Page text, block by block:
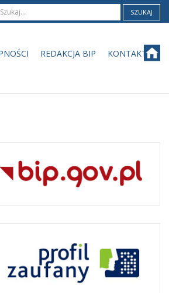
SZUKAJ
REDAKCJA BIP KONTAKT